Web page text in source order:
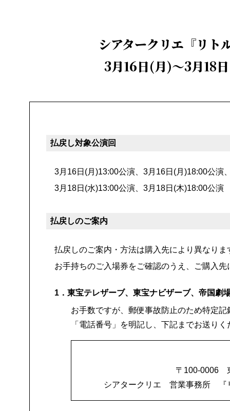
シアタークリエ『リト
3月16日(月)～3月18
払戻し対象公演回
3月16日(月)13:00公演、3月16日(月)18:00公演
3月18日(水)13:00公演、3月18日(木)18:00公演
払戻しのご案内
払戻しのご案内・方法は購入先により異なりま
お手持ちのご入場券をご確認のうえ、ご購入
1．東宝テレザーブ、東宝ナビザーブ、帝国劇
お手数ですが、郵便事故防止のため特定
「電話番号」を明記し、下記までお送りく
〒100-0006
シアタークリエ 営業事務所 『